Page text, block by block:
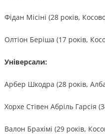
Фідан Місіні (28 років,
Олтіон Беріша (17 років,
Універсали:
Арбер Шкодра (28 років,
Хорхе Стівен Абріль Гарсія
Валон Брахімі (29 років,